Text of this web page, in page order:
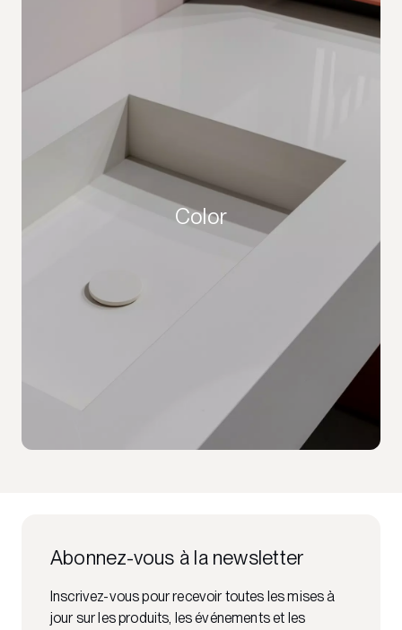
Color
Abonnez-vous à la newsletter
Inscrivez-vous pour recevoir toutes les mises à
jour sur les produits, les événements et les